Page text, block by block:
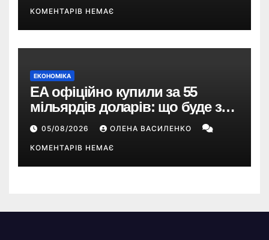
КОМЕНТАРІВ НЕМАЄ
ЕКОНОМІКА
EA офіційно купили за 55
мільярдів доларів: що буде з
EA Sports FC, Battlefield і The
Sims
05/08/2026 ОЛЕНА ВАСИЛЕНКО
КОМЕНТАРІВ НЕМАЄ